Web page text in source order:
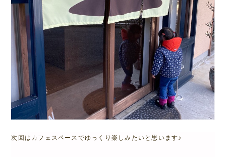
次回はカフェスペースでゆっくり楽しみたいと思います♪